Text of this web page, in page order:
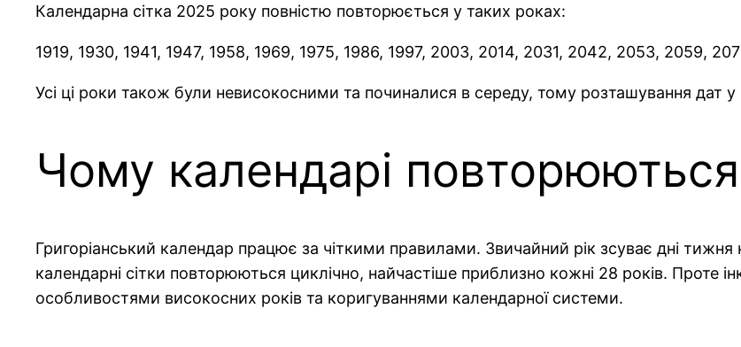
Календарна сітка 2025 року повністю повторюється у таких роках:
1919, 1930, 1941, 1947, 1958, 1969, 1975, 1986, 1997, 2003, 2014, 2031, 2042, 2053, 2059,
Усі ці роки також були невисокосними та починалися в середу, тому розташування дат у
Чому календарі повторюються
Григоріанський календар працює за чіткими правилами. Звичайний рік зсуває дні
календарні сітки повторюються циклічно, найчастіше приблизно кожні 28 років. Проте
особливостями високосних років та коригуваннями календарної системи.